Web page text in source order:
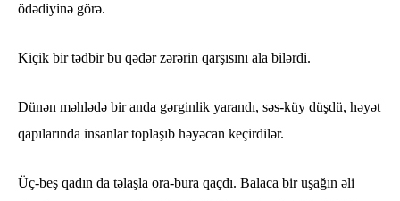
ödədiyinə görə.
Kiçik bir tədbir bu qədər zərərin qarşısını ala bilərdi.
Dünən məhlədə bir anda gərginlik yarandı, səs-küy düşdü, həyət
qapılarında insanlar toplaşıb həyəcan keçirdilər.
Üç-beş qadın da təlaşla ora-bura qaçdı. Balaca bir uşağın əli